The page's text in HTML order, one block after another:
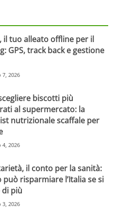
il tuo alleato offline per il
GPS, track back e gestione
7, 2026
biscotti più
al supermercato: la
nutrizionale scaffale per
4, 2026
il conto per la sanità:
può risparmiare l’Italia se si
di più
3, 2026